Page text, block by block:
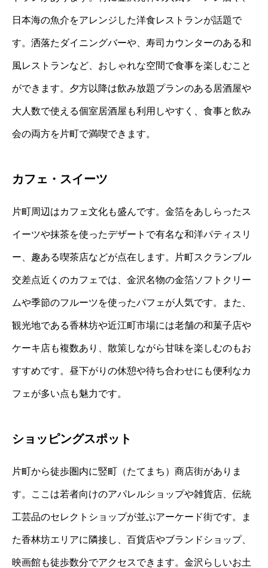
日本海の魚介をアレンジした洋食レストランが話題で
す。洒落たダイニングバーや、寿司カウンターのある和
風レストランなど、おしゃれな空間で食事を楽しむこと
ができます。夕方以降は飲み放題プランのある居酒屋や
大人数で使える個室居酒屋も利用しやすく、食事と飲み
会の両方を片町で満喫できます。
カフェ・スイーツ
片町周辺はカフェ文化も盛んです。金箔をあしらったス
イーツや抹茶を使ったデザートで有名な和洋パティスリ
ー、趣ある喫茶店などが点在します。片町スクランブル
交差点近くのカフェでは、金沢名物の金箔ソフトクリー
ムや季節のフルーツを使ったパフェが人気です。また、
観光地である香林坊や近江町市場には老舗の和菓子店や
ケーキ店も複数あり、散策しながら甘味を楽しむのもお
すすめです。昼下がりの休憩や待ち合わせにも便利なカ
フェが多い点も魅力です。
ショッピングスポット
片町から徒歩圏内に竪町（たてまち）商店街がありま
す。ここは若者向けのアパレルショップや雑貨店、伝統
工芸品のセレクトショップが並ぶアーケード街です。ま
た香林坊エリアに隣接し、百貨店やブランドショップ、
映画館も徒歩数分でアクセスできます。金沢らしいお土